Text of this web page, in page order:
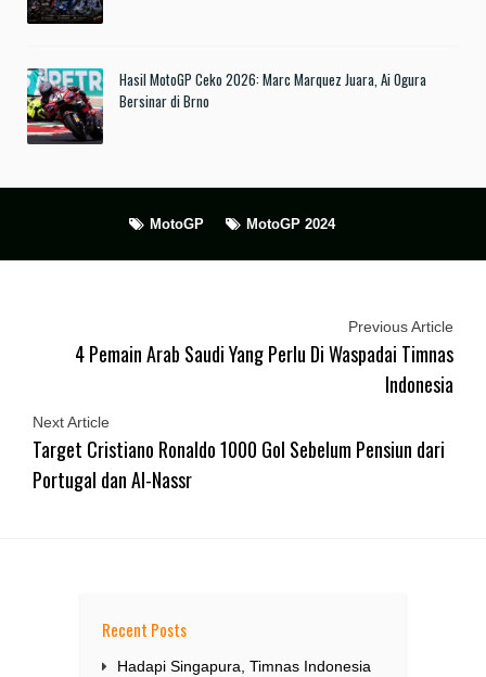
Hasil MotoGP Ceko 2026: Marc Marquez Juara, Ai Ogura
Bersinar di Brno
MotoGP MotoGP 2024
Previous Article
4 Pemain Arab Saudi Yang Perlu Di Waspadai Timnas
Indonesia
Next Article
Target Cristiano Ronaldo 1000 Gol Sebelum Pensiun dari
Portugal dan Al-Nassr
Recent Posts
Hadapi Singapura, Timnas Indonesia